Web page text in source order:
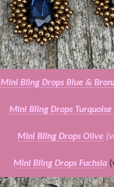
Mini Bling Drops Blue &
Mini Bling Drops Turquoise
Mini Bling Drops Olive
Mini Bling Drops Fuchsia